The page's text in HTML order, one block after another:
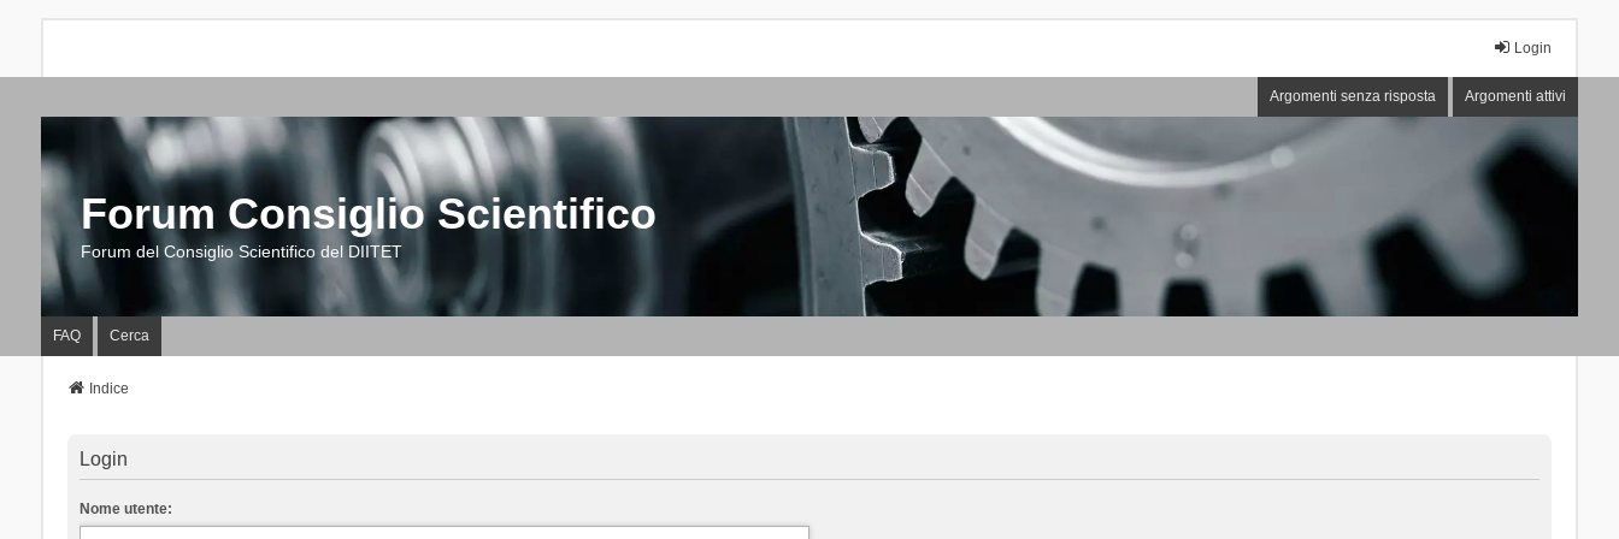
Login
Argomenti senza risposta Argomenti attivi
Forum Consiglio Scientifico
Forum del Consiglio Scientifico del DIITET
FAQ Cerca
Indice
Login
Nome utente: